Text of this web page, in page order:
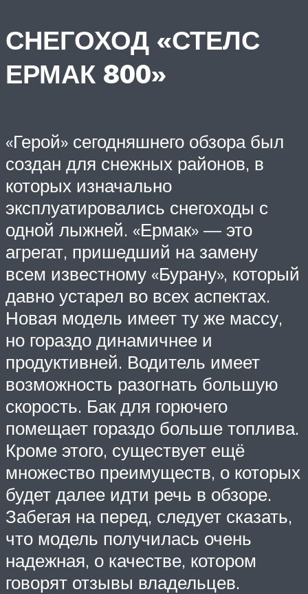
СНЕГОХОД «СТЕЛС
ЕРМАК 800»
«Герой» сегодняшнего обзора был
создан для снежных районов, в
которых изначально
эксплуатировались снегоходы с
одной лыжней. «Ермак» — это
агрегат, пришедший на замену
всем известному «Бурану», который
давно устарел во всех аспектах.
Новая модель имеет ту же массу,
но гораздо динамичнее и
продуктивней. Водитель имеет
возможность разогнать большую
скорость. Бак для горючего
помещает гораздо больше топлива.
Кроме этого, существует ещё
множество преимуществ, о которых
будет далее идти речь в обзоре.
Забегая на перед, следует сказать,
что модель получилась очень
надежная, о качестве, котором
говорят отзывы владельцев.